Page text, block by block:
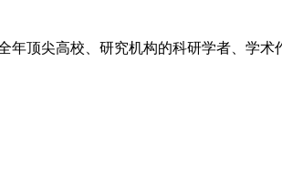
年顶尖高校、研究机构的科研学者、学术